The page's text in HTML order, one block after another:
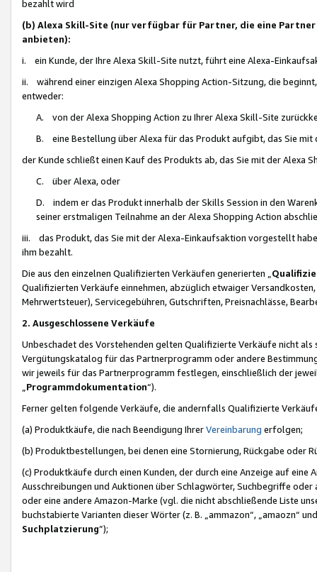
bezahlt wird
(b) Alexa Skill-Site (nur verfügbar für Partner, die eine
anbieten):
i. ein Kunde, der Ihre Alexa Skill-Site nutzt, führt eine Alexa-
ii. während einer einzigen Alexa Shopping Action-Sitzung, die
entweder:
A. von der Alexa Shopping Action zu Ihrer Alexa Skill-Site
B. eine Bestellung über Alexa für das Produkt aufgibt, das Sie mit
der Kunde schließt einen Kauf des Produkts ab, das Sie mit der Alexa
C. über Alexa, oder
D. indem er das Produkt innerhalb der Skills Session in den
seiner erstmaligen Teilnahme an der Alexa Shopping Action
iii. das Produkt, das Sie mit der Alexa-Einkaufsaktion vorgestellt
ihm bezahlt.
Die aus den einzelnen Qualifizierten Verkäufen generierten „
Qualifizierten Verkäufe einnehmen, abzüglich etwaiger
Mehrwertsteuer), Servicegebühren, Gutschriften, Preisnachlässe,
2. Ausgeschlossene Verkäufe
Unbeschadet des Vorstehenden gelten Qualifizierte Verkäufe nicht
Vergütungskatalog für das Partnerprogramm oder andere
wir jeweils für das Partnerprogramm festlegen, einschließlich der
Programmdokumentation“).
Ferner gelten folgende Verkäufe, die andernfalls Qualifizierte
(a) Produktkäufe, die nach Beendigung IhrerVereinbarung erfolgen;
(b) Produktbestellungen, bei denen eine Stornierung, Rückgabe oder
(c) Produktkäufe durch einen Kunden, der durch eine Anzeige auf
Ausschreibungen und Auktionen über Schlagwörter, Suchbegriffe
oder eine andere Amazon-Marke (vgl. die nicht abschließende Liste
buchstabierte Varianten dieser Wörter (z. B. „ammazon“, „amaozn“
Suchplatzierung”);